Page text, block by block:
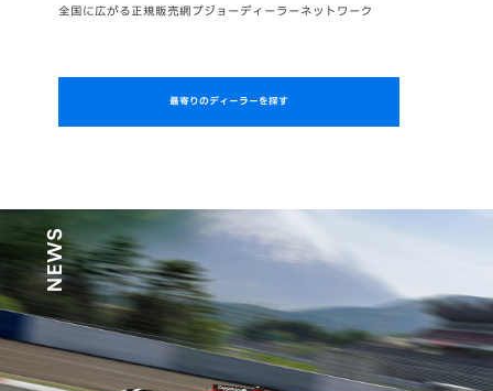
全国に広がる正規販売網プジョーディーラーネットワーク
最寄りのディーラーを探す
NEWS